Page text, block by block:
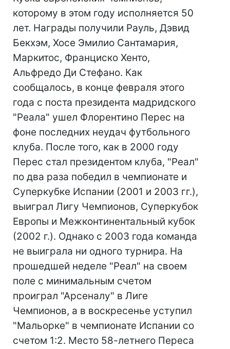
которому в этом году исполняется 50
лет. Награды получили Рауль, Дэвид
Бекхэм, Хосе Эмилио Сантамария,
Маркитос, Франциско Хенто,
Альфредо Ди Стефано. Как
сообщалось, в конце февраля этого
года с поста президента мадридского
"Реала" ушел Флорентино Перес на
фоне последних неудач футбольного
клуба. После того, как в 2000 году
Перес стал президентом клуба, "Реал"
по два раза победил в чемпионате и
Суперкубке Испании (2001 и 2003 гг.),
выиграл Лигу Чемпионов, Суперкубок
Европы и Межконтинентальный кубок
(2002 г.). Однако с 2003 года команда
не выиграла ни одного турнира. На
прошедшей неделе "Реал" на своем
поле с минимальным счетом
проиграл "Арсеналу" в Лиге
Чемпионов, а в воскресенье уступил
"Мальорке" в чемпионате Испании со
счетом 1:2. Место 58-летнего Переса